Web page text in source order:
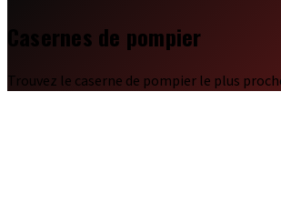
Casernes de pompier
Trouvez le caserne de pompier le plus